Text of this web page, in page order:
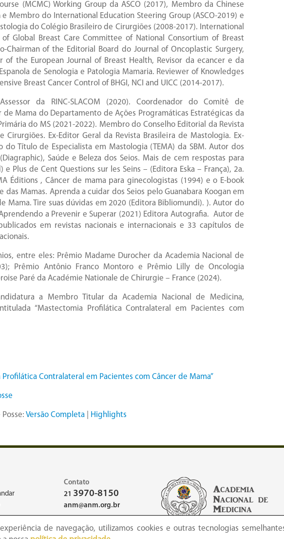
(MCMC) Working Group da ASCO (2017), Membro da Chinese
e Membro do International Education Steering Group (ASCO-2019) e
do Colégio Brasileiro de Cirurgiões (2008-2017). International
Global Breast Care Committee of National Consortium of Breast
Chairman of the Editorial Board do Journal of Oncoplastic Surgery,
of the European Journal of Breast Health, Revisor da ecancer e da
de Senologia e Patologia Mamaria. Reviewer of Knowledges
Breast Cancer Control of BHGI, NCI and UICC (2014-2017).
da RINC-SLACOM (2020). Coordenador do Comitê de
de Mama do Departamento de Ações Programáticas Estratégicas da
do MS (2021-2022). Membro do Conselho Editorial da Revista
Cirurgiões. Ex-Editor Geral da Revista Brasileira de Mastologia. Ex-
do Título de Especialista em Mastologia (TEMA) da SBM. Autor dos
Saúde e Beleza dos Seios. Mais de cem respostas para
e Plus de Cent Questions sur les Seins – (Editora Eska – França), 2a.
Éditions , Câncer de mama para ginecologistas (1994) e o E-book
das Mamas. Aprenda a cuidar dos Seios pelo Guanabara Koogan em
Mama. Tire suas dúvidas em 2020 (Editora Bibliomundi). ). Autor do
a Prevenir e Superar (2021) Editora Autografia. Autor de
em revistas nacionais e internacionais e 33 capítulos de
entre eles: Prêmio Madame Durocher da Academia Nacional de
Prêmio Antônio Franco Montoro e Prêmio Lilly de Oncologia
Paré da Académie Nationale de Chirurgie – France (2024).
a Membro Titular da Academia Nacional de Medicina,
“Mastectomia Profilática Contralateral em Pacientes com
Contralateral em Pacientes com Câncer de Mama”
Versão Completa Highlights
Contato
21 3970-8150
anm@anm.org.br
de navegação, utilizamos cookies e outras tecnologias